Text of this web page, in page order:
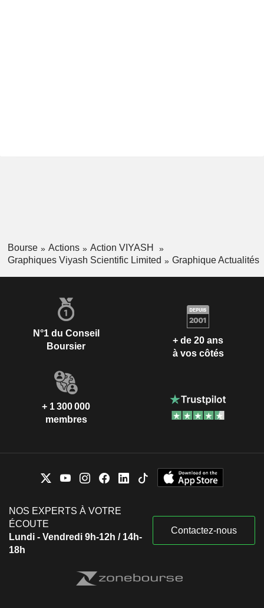
Bourse Actions
Action VIYASH
Graphiques Viyash Scientific Limited
Graphique Actualités
N°1 du Conseil
Boursier
+ de 20 ans
à vos côtés
+ 1 300 000
membres
NOS EXPERTS À VOTRE
ÉCOUTE
Lundi - Vendredi 9h-12h / 14h-
18h
Contactez-nous